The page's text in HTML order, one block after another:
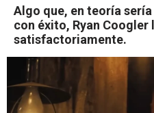
Algo que, en teoría
con éxito, Ryan Coogler
satisfactoriamente.